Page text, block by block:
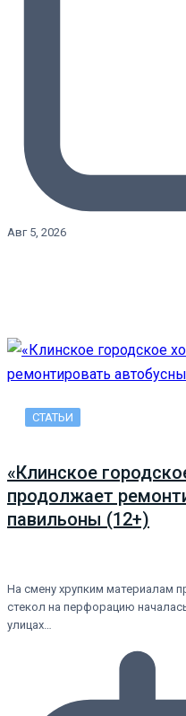
Авг 5, 2026
СТАТЬИ
«Клинское
продолжает
павильоны (12+)
На смену хрупким материалам
стекол на перфорацию
улицах…